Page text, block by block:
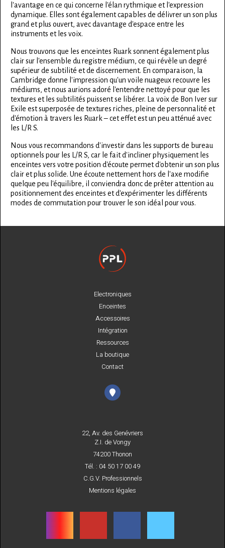
l'avantage en ce qui concerne l'élan rythmique et l'expression
dynamique. Elles sont également capables de délivrer un son plus
grand et plus ouvert, avec davantage d'espace entre les
instruments et les voix.
Nous trouvons que les enceintes Ruark sonnent également plus
clair sur l'ensemble du registre médium, ce qui révèle un degré
supérieur de subtilité et de discernement. En comparaison, la
Cambridge donne l'impression qu'un voile nuageux recouvre les
médiums, et nous aurions adoré l'entendre nettoyé pour que les
textures et les subtilités puissent se libérer. La voix de Bon Iver sur
Exile est superposée de textures riches, pleine de personnalité et
d'émotion à travers les Ruark – cet effet est un peu atténué avec
les L/R S.
Nous vous recommandons d'investir dans les supports de bureau
optionnels pour les L/R S, car le fait d'incliner physiquement les
enceintes vers votre position d'écoute permet d'obtenir un son plus
clair et plus solide. Une écoute nettement hors de l'axe modifie
quelque peu l'équilibre, il conviendra donc de prêter attention au
positionnement des enceintes et d'expérimenter les différents
modes de commutation pour trouver le son idéal pour vous.
Electroniques
Enceintes
Accessoires
Intégration
Ressources
La boutique
Contact
22, Av. des Genévriers
Z.I. de Vongy
74200 Thonon
Tél. : 04 50 17 00 49
C.G.V. Professionnels
Mentions légales